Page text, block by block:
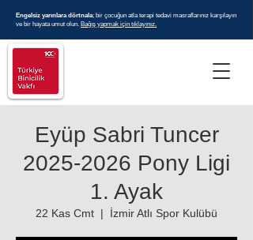
Engelsiz yarınlara dörtnala; bir çocuğun atla terapi tedavi masraflarınız karşılayın
ve bir hayata umut olun. Bağış yapmak için tıklayınız.
Eyüp Sabri Tuncer
2025-2026 Pony Ligi
1. Ayak
22 Kas Cmt
  |
İzmir Atlı Spor Kulübü